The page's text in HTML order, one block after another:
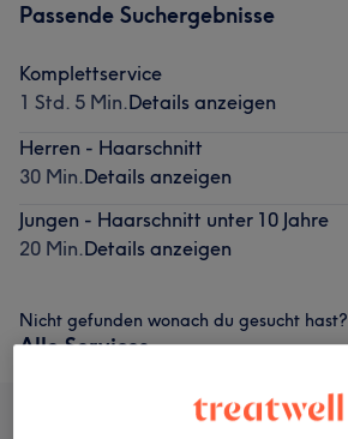
Passende Suchergebnisse
Komplettservice
1 Std. 5 Min.Details anzeigen
Herren - Haarschnitt
30 Min.Details anzeigen
Jungen - Haarschnitt unter 10 Jahre
20 Min.Details anzeigen
Nicht gefunden wonach du gesucht hast?
Alle Services